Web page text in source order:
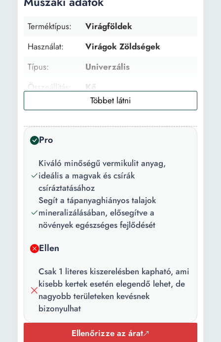
Terméktípus:
Virágföldek
Használat:
Virágok Zöldségek
Típus:
Univerzális
Összeállítás:
Kő
Súly:
1 kg
Állag:
Szilárd
Pro
Kiváló minőségű vermikulit anyag,
ideális a magvak és csírák
csíráztatásához
Segít a tápanyaghiányos talajok
mineralizálásában, elősegítve a
növények egészséges fejlődését
Ellen
Csak 1 literes kiszerelésben kapható, ami
kisebb kertek esetén elegendő lehet, de
nagyobb területeken kevésnek
bizonyulhat
Ellenőrizze az árat